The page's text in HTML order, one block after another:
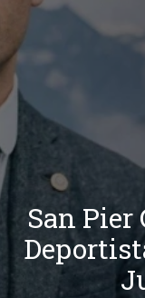
San Pier